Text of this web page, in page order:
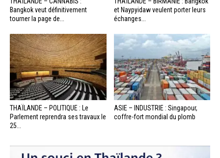
Bangkok veut définitivement
tourner la page de...
et Naypyidaw veulent porter leurs
échanges...
THAÏLANDE – POLITIQUE : Le
Parlement reprendra ses travaux le
25...
ASIE – INDUSTRIE : Singapour,
coffre-fort mondial du plomb